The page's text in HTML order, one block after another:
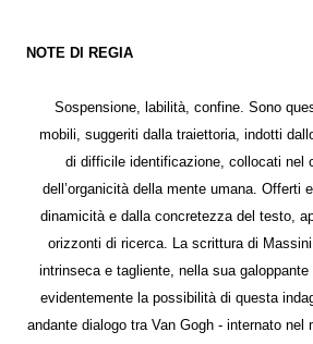
NOTE DI REGIA
Sospensione, labilità, confine. Sono
mobili, suggeriti dalla traiettoria, indotti
di difficile identificazione, collocati nel
dell’organicità della mente umana. Offerti
dinamicità e dalla concretezza del testo,
orizzonti di ricerca. La scrittura di
intrinseca e tagliente, nella sua
evidentemente la possibilità di questa
andante dialogo tra Van Gogh - internato nel